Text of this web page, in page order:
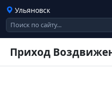
Ульяновск
Приход